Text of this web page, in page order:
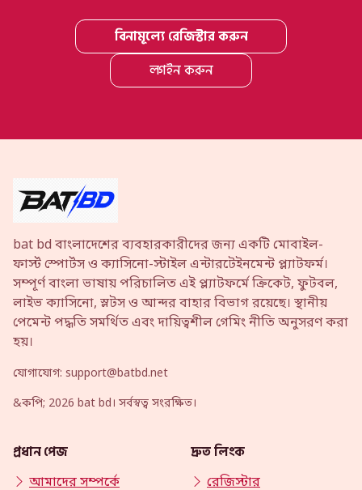
বিনামূল্যে রেজিস্টার করুন
লগইন করুন
bat bd বাংলাদেশের ব্যবহারকারীদের জন্য একটি মোবাইল-
ফার্স্ট স্পোর্টস ও ক্যাসিনো-স্টাইল এন্টারটেইনমেন্ট প্ল্যাটফর্ম।
সম্পূর্ণ বাংলা ভাষায় পরিচালিত এই প্ল্যাটফর্মে ক্রিকেট, ফুটবল,
লাইভ ক্যাসিনো, স্লটস ও আন্দর বাহার বিভাগ রয়েছে। স্থানীয়
পেমেন্ট পদ্ধতি সমর্থিত এবং দায়িত্বশীল গেমিং নীতি অনুসরণ করা
হয়।
যোগাযোগ: support@batbd.net
&কপি; 2026 bat bd। সর্বস্বত্ব সংরক্ষিত।
প্রধান পেজ
আমাদের সম্পর্কে
দ্রুত লিংক
রেজিস্টার